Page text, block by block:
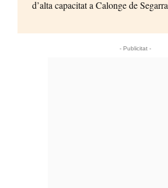
d’alta capacitat a Calonge de Segarra
- Publicitat -